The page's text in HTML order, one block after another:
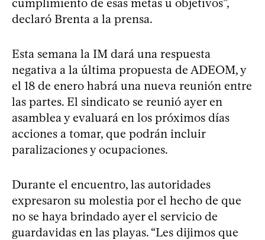
declaró Brenta a la prensa.
Esta semana la IM dará una respuesta
negativa a la última propuesta de ADEOM, y
el 18 de enero habrá una nueva reunión entre
las partes. El sindicato se reunió ayer en
asamblea y evaluará en los próximos días
acciones a tomar, que podrán incluir
paralizaciones y ocupaciones.
Durante el encuentro, las autoridades
expresaron su molestia por el hecho de que
no se haya brindado ayer el servicio de
guardavidas en las playas. “Les dijimos que